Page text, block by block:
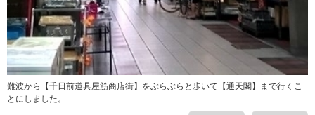
難波から【千日前道具屋筋商店街】をぶらぶらと歩いて【通天閣】まで行くこ
とにしました。